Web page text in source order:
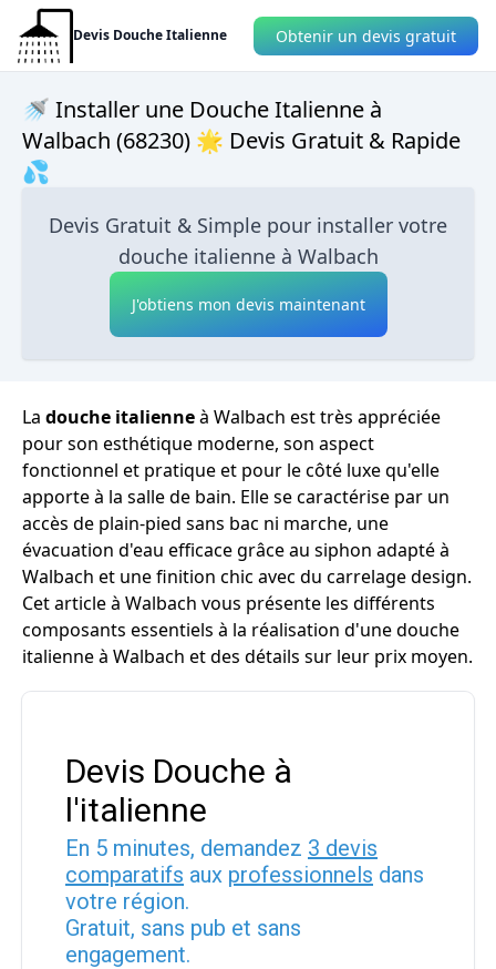
Devis Douche Italienne Obtenir un devis gratuit
🚿 Installer une Douche Italienne à
Walbach (68230) 🌟 Devis Gratuit & Rapide
💦
Devis Gratuit & Simple pour installer votre
douche italienne à Walbach
J'obtiens mon devis maintenant
La douche italienneà Walbach est très appréciée
pour son esthétique moderne, son aspect
fonctionnel et pratique et pour le côté luxe qu'elle
apporte à la salle de bain. Elle se caractérise par un
accès de plain-pied sans bac ni marche, une
évacuation d'eau efficace grâce au siphon adapté à
Walbach et une finition chic avec du carrelage design.
Cet article à Walbach vous présente les différents
composants essentiels à la réalisation d'une douche
italienne à Walbach et des détails sur leur prix moyen.
Devis Douche à
l'italienne
En 5 minutes, demandez 3 devis
comparatifs aux professionnels dans
votre région.
Gratuit, sans pub et sans
engagement.